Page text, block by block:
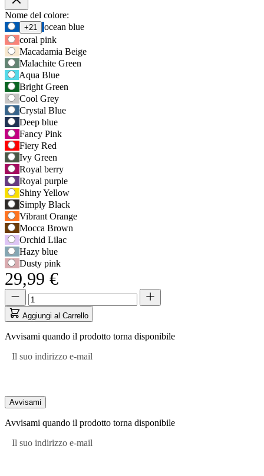
Opzioni
prodotto
Nome del colore:
Usa
il
tasto
Tab
per
accedere
alla
prima
opzione,
poi
i
tasti
freccia
per
navigare
tra
le
opzioni.
+21
ocean blue
coral pink
Macadamia Beige
Malachite Green
Aqua Blue
Bright Green
Cool Grey
Crystal Blue
Deep blue
Fancy Pink
Fiery Red
Ivy Green
Royal berry
Royal purple
Shiny Yellow
Simply Black
Vibrant Orange
Mocca Brown
Orchid Lilac
Hazy blue
Dusty pink
29,99 €
Quantità
aggiornata
1
Quantità
Aggiungi al Carrello
Avvisami quando il prodotto torna disponibile
Il suo indirizzo e-mail
Avvisami
Avvisami quando il prodotto torna disponibile
Il suo indirizzo e-mail